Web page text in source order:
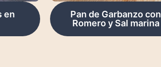
en
Pan de Garbanzo con
Romero y Sal marina